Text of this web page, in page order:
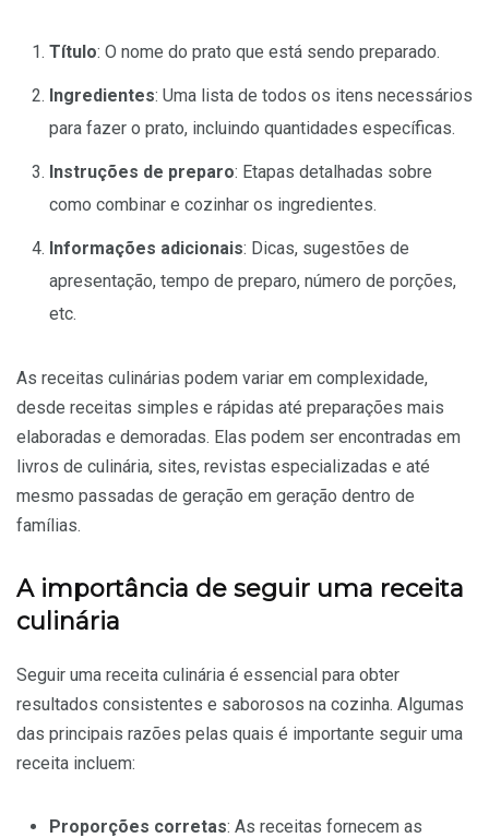
Título: O nome do prato que está sendo preparado.
Ingredientes: Uma lista de todos os itens necessários
para fazer o prato, incluindo quantidades específicas.
Instruções de preparo: Etapas detalhadas sobre
como combinar e cozinhar os ingredientes.
Informações adicionais: Dicas, sugestões de
apresentação, tempo de preparo, número de porções,
etc.
As receitas culinárias podem variar em complexidade,
desde receitas simples e rápidas até preparações mais
elaboradas e demoradas. Elas podem ser encontradas em
livros de culinária, sites, revistas especializadas e até
mesmo passadas de geração em geração dentro de
famílias.
A importância de seguir uma receita
culinária
Seguir uma receita culinária é essencial para obter
resultados consistentes e saborosos na cozinha. Algumas
das principais razões pelas quais é importante seguir uma
receita incluem:
Proporções corretas: As receitas fornecem as